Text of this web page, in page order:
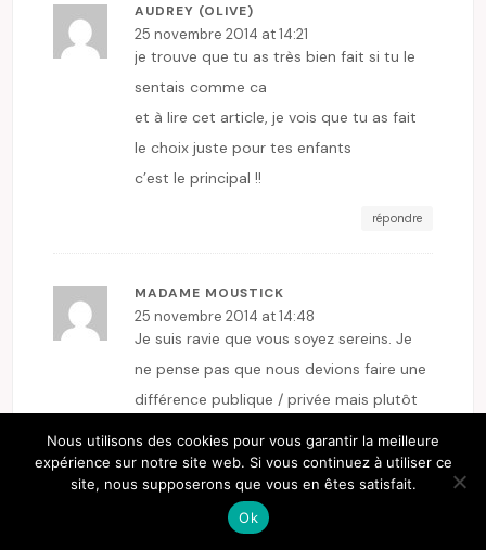
AUDREY (OLIVE)
25 novembre 2014 at 14:21
je trouve que tu as très bien fait si tu le
sentais comme ca
et à lire cet article, je vois que tu as fait
le choix juste pour tes enfants
c’est le principal !!
répondre
MADAME MOUSTICK
25 novembre 2014 at 14:48
Je suis ravie que vous soyez sereins. Je
ne pense pas que nous devions faire une
différence publique / privée mais plutôt
Grosses bises
Nous utilisons des cookies pour vous garantir la meilleure
expérience sur notre site web. Si vous continuez à utiliser ce
site, nous supposerons que vous en êtes satisfait.
Ok